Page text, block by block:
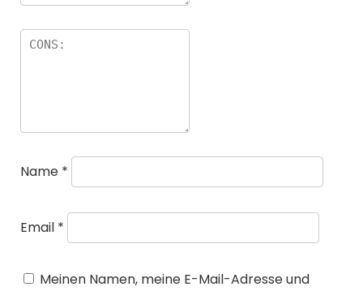
Name *
Email *
Meinen Namen, meine E-Mail-Adresse und